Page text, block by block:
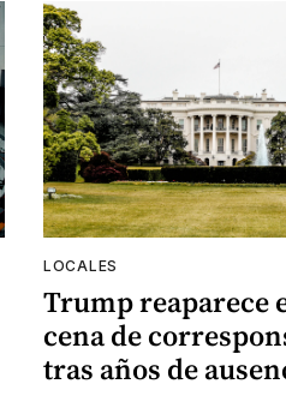
LOCALES
Trump reaparece
cena de
tras años de